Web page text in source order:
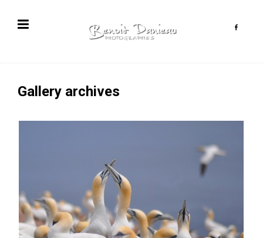
Gallery archives